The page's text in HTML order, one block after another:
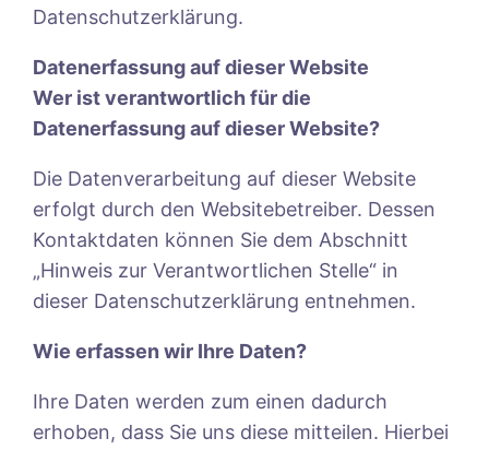
Datenschutzerklärung.
Datenerfassung auf dieser Website
Wer ist verantwortlich für die
Datenerfassung auf dieser Website?
Die Datenverarbeitung auf dieser Website
erfolgt durch den Websitebetreiber. Dessen
Kontaktdaten können Sie dem Abschnitt
„Hinweis zur Verantwortlichen Stelle“ in
dieser Datenschutzerklärung entnehmen.
Wie erfassen wir Ihre Daten?
Ihre Daten werden zum einen dadurch
erhoben, dass Sie uns diese mitteilen. Hierbei